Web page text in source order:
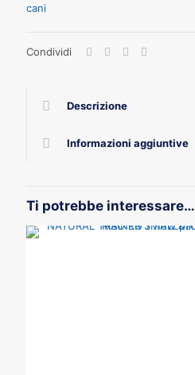
MANZO
new
cani
Condividi
Descrizione
Informazioni aggiuntive
Ti potrebbe interessare…